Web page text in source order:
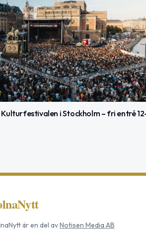
Kulturfestivalen i Stockholm – fri entré
är en del avNotisen Media AB